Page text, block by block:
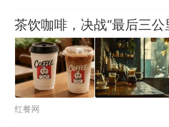
茶饮咖啡，决战“最后三公
红餐网